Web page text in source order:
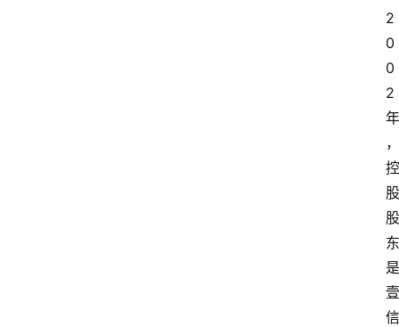
2
0
0
2
年
，
控
股
股
东
是
壹
信